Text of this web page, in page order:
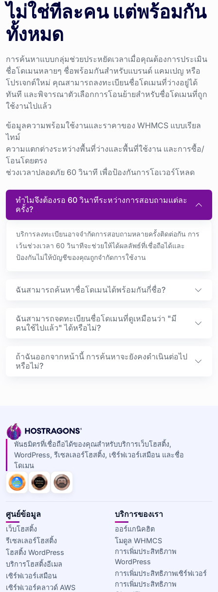
ไม่ใช่ทีละคน แต่พร้อมกัน
ทั้งหมด
การค้นหาแบบกลุ่มช่วยประหยัดเวลาเมื่อคุณต้องการประเมิน
ชื่อโดเมนหลายๆ ชื่อพร้อมกันสำหรับแบรนด์ แคมเปญ หรือ
โปรเจกต์ใหม่ คุณสามารถลงทะเบียนชื่อโดเมนที่ว่างอยู่ได้
ทันที และพิจารณาตัวเลือกการโอนย้ายสำหรับชื่อโดเมนที่ถูก
ใช้งานไปแล้ว
ข้อมูลความพร้อมใช้งานและราคาของ WHMCS แบบเรียล
ไทม์
ความแตกต่างระหว่างพื้นที่ว่างและพื้นที่ใช้งาน และการซื้อ/
โอนโดยตรง
ช่วงเวลาปลอดภัย 60 วินาที เพื่อป้องกันการโอเวอร์โหลด
ทำไมจึงต้องรอ 60 วินาทีระหว่างการสอบถามแต่ละ
ครั้ง?
บริการลงทะเบียนอาจจำกัดการสอบถามหลายครั้งติดต่อกัน การ
เว้นช่วงเวลา 60 วินาทีจะช่วยให้ได้ผลลัพธ์ที่เชื่อถือได้และ
ป้องกันไม่ให้บัญชีของคุณถูกจำกัดการใช้งาน
ฉันสามารถค้นหาชื่อโดเมนได้พร้อมกันกี่ชื่อ?
ฉันสามารถจดทะเบียนชื่อโดเมนที่ดูเหมือนว่า "มี
คนใช้ไปแล้ว" ได้หรือไม่?
ถ้าฉันออกจากหน้านี้ การค้นหาจะยังคงดำเนินต่อไป
หรือไม่?
พันธมิตรที่เชื่อถือได้ของคุณสำหรับบริการเว็บโฮสติ้ง,
WordPress, รีเซลเลอร์โฮสติ้ง, เซิร์ฟเวอร์เสมือน และชื่อ
โดเมน
ศูนย์ข้อมูล
เว็บโฮสติ้ง
รีเซลเลอร์โฮสติ้ง
โฮสติ้ง WordPress
บริการโฮสติ้งอีเมล
เซิร์ฟเวอร์เสมือน
เซิร์ฟเวอร์คลาวด์ AWS
บริการของเรา
ออร์แกนิคฮิต
โมดูล WHMCS
การเพิ่มประสิทธิภาพ
WordPress
การเพิ่มประสิทธิภาพเซิร์ฟเวอร์
การเพิ่มประสิทธิภาพ